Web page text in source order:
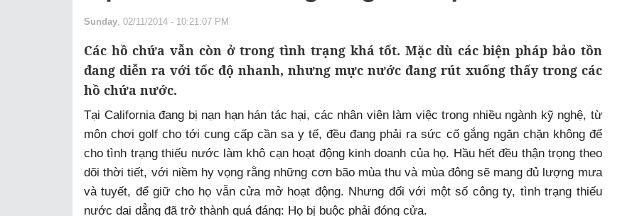
Sunday , 02/11/2014 - 10:21:07 PM
Các hồ chứa vẫn còn ở trong tình trạng khá tốt. Mặc dù các biện pháp bảo tồn
đang diễn ra với tốc độ nhanh, nhưng mực nước đang rút xuống thấy trong các
hồ chứa nước.
Tại California đang bị nạn hạn hán tác hại, các nhân viên làm việc trong nhiều ngành kỹ nghệ, từ
môn chơi golf cho tới cung cấp cần sa y tế, đều đang phải ra sức cố gắng ngăn chặn không để
cho tình trạng thiếu nước làm khô cạn hoạt động kinh doanh của họ. Hầu hết đều thận trọng theo
dõi thời tiết, với niềm hy vọng rằng những cơn bão mùa thu và mùa đông sẽ mang đủ lượng mưa
và tuyết, để giữ cho họ vẫn cửa mở hoạt động. Nhưng đối với một số công ty, tình trạng thiếu
nước dai dẳng đã trở thành quá đáng: Họ bị buộc phải đóng cửa.